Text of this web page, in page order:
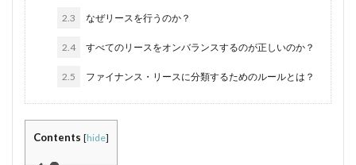
2.3 なぜリースを行うのか？
2.4 すべてのリースをオンバランスするのが正しいのか？
2.5 ファイナンス・リースに分類するためのルールとは？
Contents [hide]